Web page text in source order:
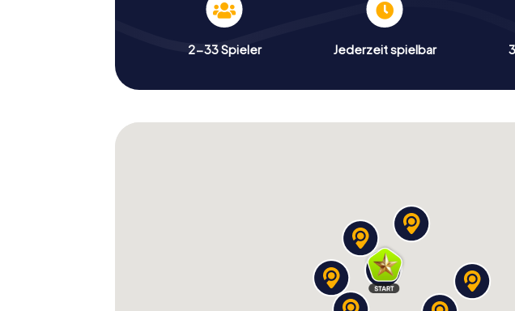
2-33 Spieler Jederzeit spielbar